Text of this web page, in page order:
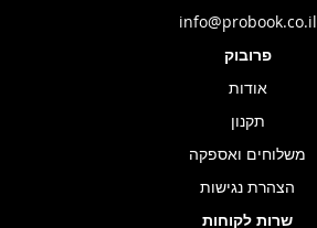
info@probook.co.il
פרובוק
אודות
תקנון
משלוחים ואספקה
הצהרת נגישות
שרות לקוחות